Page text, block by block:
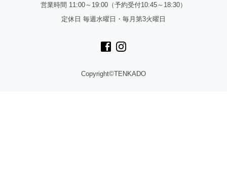
営業時間 11:00～19:00（予約受付10:45～18:30）
定休日 毎週水曜日・毎月第3火曜日
Copyright©TENKADO